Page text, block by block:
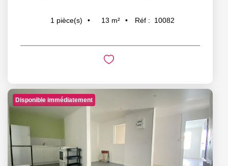
1 pièce(s) 13 m² Réf : 10082
Disponible immédiatement